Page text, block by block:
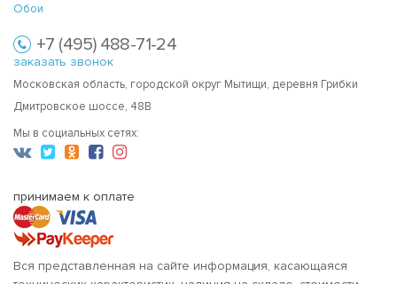
Обои
+7 (495) 488-71-24
заказать звонок
Московская область, городской округ Мытищи, деревня Грибки
Дмитровское шоссе, 48В
Мы в социальных сетях:
принимаем к оплате
Вся представленная на сайте информация, касающаяся